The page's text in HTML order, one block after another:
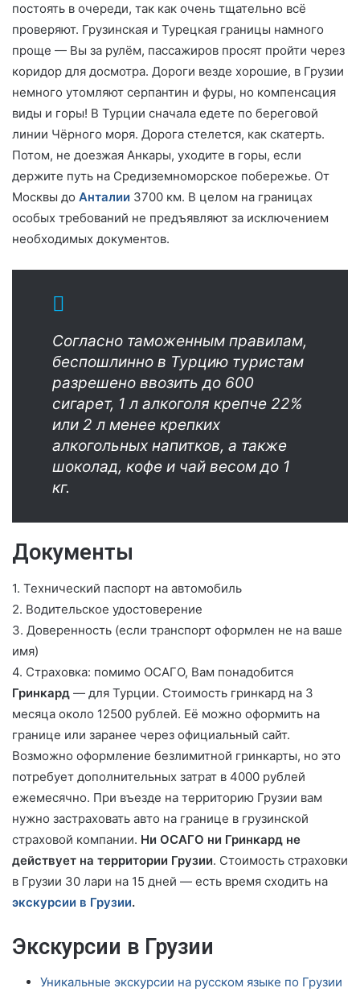
постоять в очереди, так как очень тщательно всё
проверяют. Грузинская и Турецкая границы намного
проще — Вы за рулём, пассажиров просят пройти через
коридор для досмотра. Дороги везде хорошие, в Грузии
немного утомляют серпантин и фуры, но компенсация
виды и горы! В Турции сначала едете по береговой
линии Чёрного моря. Дорога стелется, как скатерть.
Потом, не доезжая Анкары, уходите в горы, если
держите путь на Средиземноморское побережье. От
Москвы до Анталии 3700 км. В целом на границах
особых требований не предъявляют за исключением
необходимых документов.
Согласно таможенным правилам,
беспошлинно в Турцию туристам
разрешено ввозить до 600
сигарет, 1 л алкоголя крепче 22%
или 2 л менее крепких
алкогольных напитков, а также
шоколад, кофе и чай весом до 1
кг.
Документы
1. Технический паспорт на автомобиль
2. Водительское удостоверение
3. Доверенность (если транспорт оформлен не на ваше
имя)
4. Страховка: помимо ОСАГО, Вам понадобится
Гринкард — для Турции. Стоимость гринкард на 3
месяца около 12500 рублей. Её можно оформить на
границе или заранее через официальный сайт.
Возможно оформление безлимитной гринкарты, но это
потребует дополнительных затрат в 4000 рублей
ежемесячно. При въезде на территорию Грузии вам
нужно застраховать авто на границе в грузинской
страховой компании. Ни ОСАГО ни Гринкард не
действует на территории Грузии. Стоимость страховки
в Грузии 30 лари на 15 дней — есть время сходить на
экскурсии в Грузии.
Экскурсии в Грузии
Уникальные экскурсии на русском языке по Грузии